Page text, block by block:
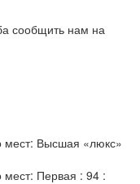
сообщить нам на
мест: Высшая «люкс»
мест: Первая : 94 :